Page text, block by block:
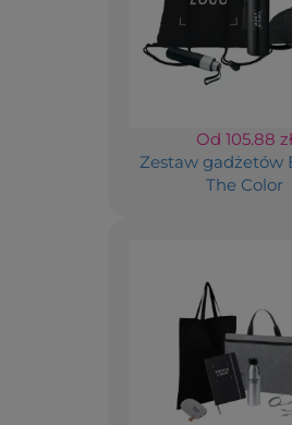
Od 105.88 zł
Zestaw gadżetów
The Color